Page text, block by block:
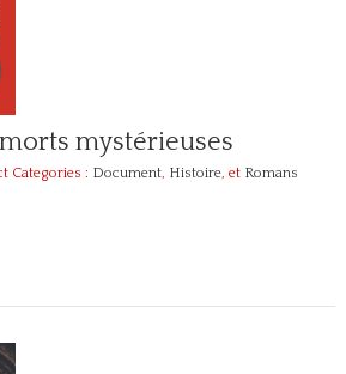
mystérieuses
Categories : Document, Histoire, et Romans